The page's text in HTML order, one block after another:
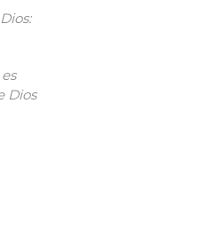
Dios